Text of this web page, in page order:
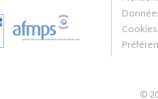
Cookies
©